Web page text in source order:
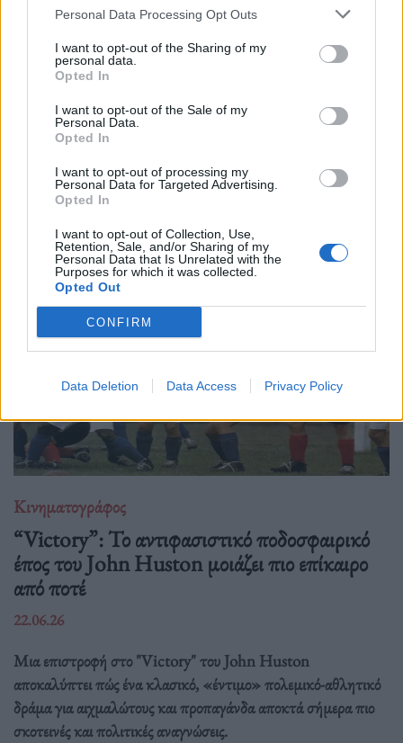
Personal Data Processing Opt Outs
I want to opt-out of the Sharing of my
personal data.
Opted In
I want to opt-out of the Sale of my
Personal Data.
Opted In
I want to opt-out of processing my
Personal Data for Targeted Advertising.
Opted In
I want to opt-out of Collection, Use,
Retention, Sale, and/or Sharing of my
Personal Data that Is Unrelated with the
Purposes for which it was collected.
Opted Out
CONFIRM
Data Deletion Data Access Privacy Policy
Κινηματογράφος
The Blair Witch Project επιστρέφει στους
κινηματογράφους με νέα ταινία το 2027
01.07.26
Project από τη Lionsgate: ημερομηνία
Κινηματογράφος
“Victory”: Το αντιφασιστικό ποδοσφαιρικό
έπος του John Huston μοιάζει πιο επίκαιρο
από ποτέ
22.06.26
Μια επιστροφή στο "Victory" του John Huston
αποκαλύπτει πώς ένα κλασικό, «έντιμο» πολεμικό-αθλητικό
δράμα για αιχμαλώτους και προπαγάνδα αποκτά σήμερα πιο
σκοτεινές και πολιτικές αναγνώσεις.